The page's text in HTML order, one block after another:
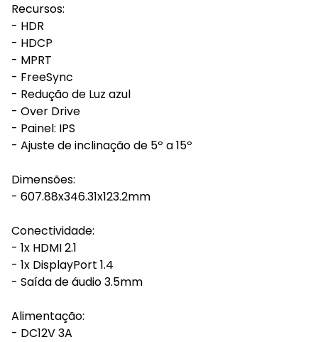
Recursos:
- HDR
- HDCP
- MPRT
- FreeSync
- Redução de Luz azul
- Over Drive
- Painel: IPS
- Ajuste de inclinação de 5º a 15º
Dimensões:
- 607.88x346.31x123.2mm
Conectividade:
- 1x HDMI 2.1
- 1x DisplayPort 1.4
- Saída de áudio 3.5mm
Alimentação:
- DC12V 3A